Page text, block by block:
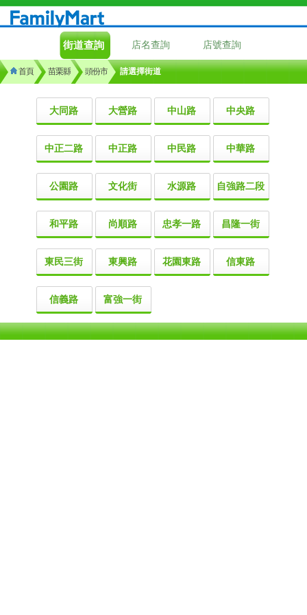
街道查詢 店名查詢 店號查詢
首頁 苗栗縣 頭份市 請選擇街道
大同路 大營路 中山路 中央路
中正二路 中正路 中民路 中華路
公園路 文化街 水源路 自強路二段
和平路 尚順路 忠孝一路 昌隆一街
東民三街 東興路 花園東路 信東路
信義路 富強一街